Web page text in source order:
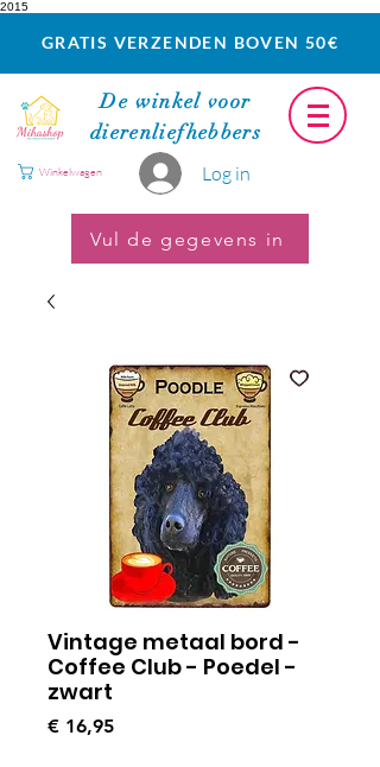
2015
GRATIS VERZENDEN BOVEN 50€
De winkel voor
dierenliefhebbers
Log in
Winkelwagen
Vul de gegevens in
Vintage metaal bord -
Coffee Club - Poedel -
zwart
€ 16,95Prijs